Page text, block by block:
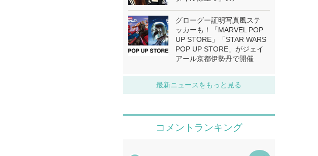
グローグー証明写真風ステ
ッカーも！「MARVEL POP
UP STORE」「STAR WARS
POP UP STORE」がジェイ
アール京都伊勢丹で開催
最新ニュースをもっと見る